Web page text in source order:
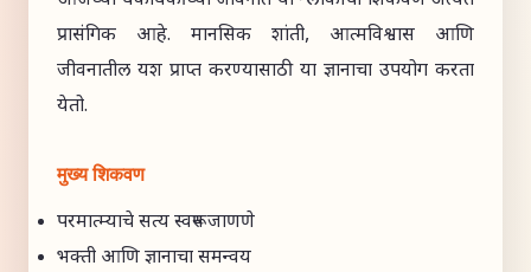
प्रासंगिक आहे. मानसिक शांती, आत्मविश्वास आणि
जीवनातील यश प्राप्त करण्यासाठी या ज्ञानाचा उपयोग करता
येतो.
मुख्य शिकवण
परमात्म्याचे सत्य स्वरूप जाणणे
भक्ती आणि ज्ञानाचा समन्वय